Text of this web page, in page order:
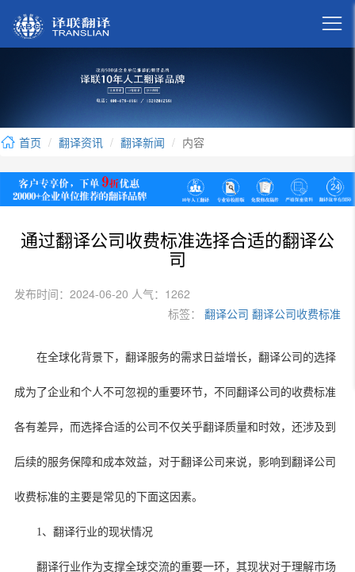

首页 翻译资讯 翻译新闻 内容
通过翻译公司收费标准选择合适的翻译公
司
发布时间：2024-06-20 人气：1262
标签：
翻译公司 翻译公司收费标准
在全球化背景下，翻译服务的需求日益增长，翻译公司的选择
成为了企业和个人不可忽视的重要环节，不同翻译公司的收费标准
各有差异，而选择合适的公司不仅关乎翻译质量和时效，还涉及到
后续的服务保障和成本效益，对于翻译公司来说，影响到翻译公司
收费标准的主要是常见的下面这因素。
1、翻译行业的现状情况
翻译行业作为支撑全球交流的重要一环，其现状对于理解市场